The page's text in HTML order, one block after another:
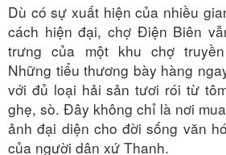
Dù có sự xuất hiện của nhiều
cách hiện đại, chợ Điện Biên
trưng của một khu chợ
Những tiểu thương bày hàng
với đủ loại hải sản tươi rói từ
ghẹ, sò. Đây không chỉ là nơi
ảnh đại diện cho đời sống văn
của người dân xứ Thanh.